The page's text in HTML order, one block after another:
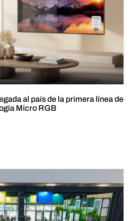
al país de la primera línea de
Micro RGB